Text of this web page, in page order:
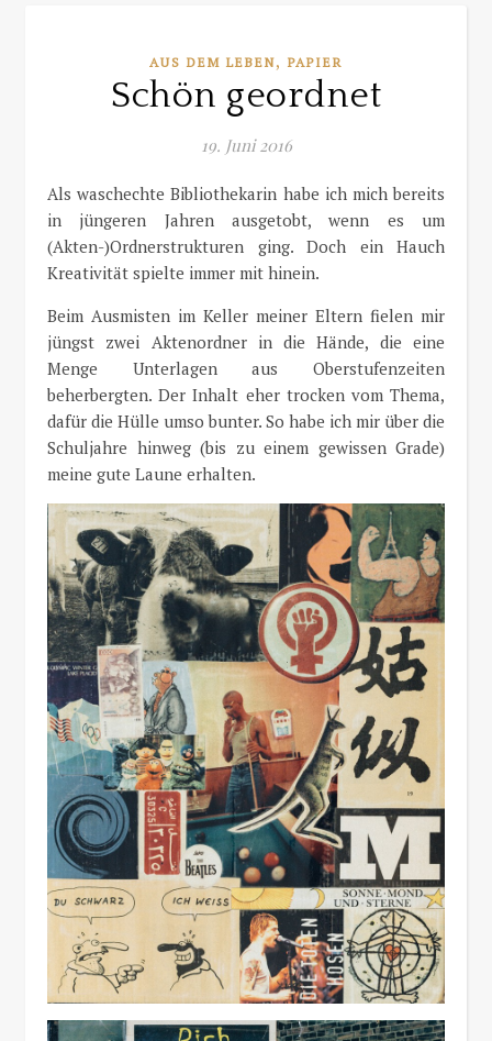
AUS DEM LEBEN, PAPIER
Schön geordnet
19. Juni 2016
Als waschechte Bibliothekarin habe ich mich bereits
in jüngeren Jahren ausgetobt, wenn es um
(Akten-)Ordnerstrukturen ging. Doch ein Hauch
Kreativität spielte immer mit hinein.
Beim Ausmisten im Keller meiner Eltern fielen mir
jüngst zwei Aktenordner in die Hände, die eine
Menge Unterlagen aus Oberstufenzeiten
beherbergten. Der Inhalt eher trocken vom Thema,
dafür die Hülle umso bunter. So habe ich mir über die
Schuljahre hinweg (bis zu einem gewissen Grade)
meine gute Laune erhalten.